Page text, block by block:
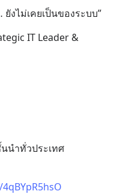
ก๋าเล่ากลโกง”
งไม่เคยเป็นของระบบ”
IT Leader &
นำทั่วประเทศ